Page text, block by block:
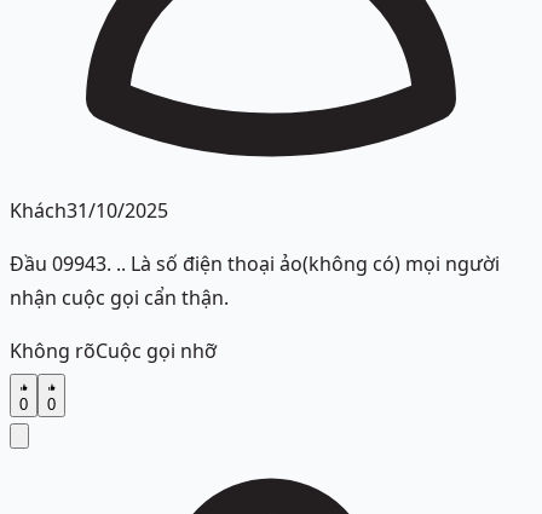
Khách31/10/2025
Đầu 09943. .. Là số điện thoại ảo(không có) mọi người
nhận cuộc gọi cẩn thận.
Không rõCuộc gọi nhỡ
0 0